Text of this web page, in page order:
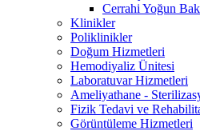
Cerrahi Yoğun
Klinikler
Poliklinikler
Doğum Hizmetleri
Hemodiyaliz Ünitesi
Laboratuvar Hizmetleri
Ameliyathane -
Fizik Tedavi ve
Görüntüleme Hizmetleri